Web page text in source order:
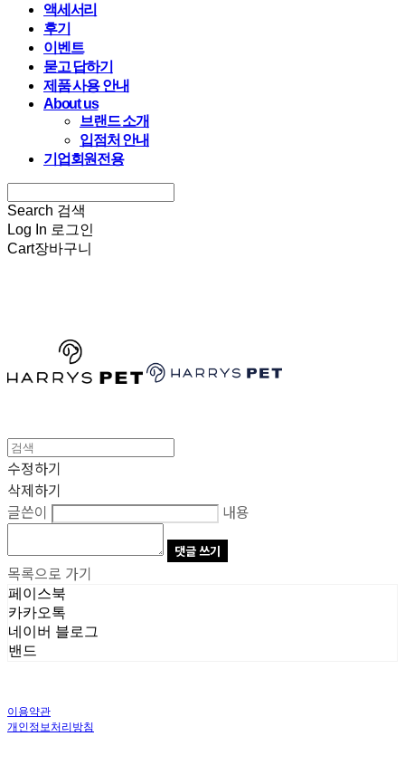
액세서리
후기
이벤트
묻고 답하기
제품 사용 안내
About us
브랜드 소개
입점처 안내
기업회원전용
Search 검색
Log In 로그인
Cart장바구니
수정하기
삭제하기
글쓴이
내용
댓글 쓰기
목록으로 가기
페이스북
카카오톡
네이버 블로그
밴드
이용약관
개인정보처리방침